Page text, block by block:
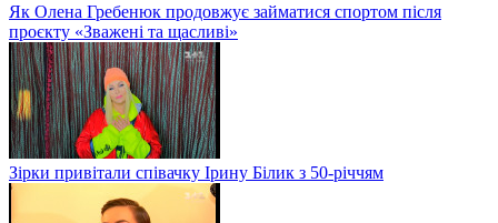
Як Олена Гребенюк продовжує займатися спортом після
проєкту «Зважені та щасливі»
Зірки привітали співачку Ірину Білик з 50-річчям